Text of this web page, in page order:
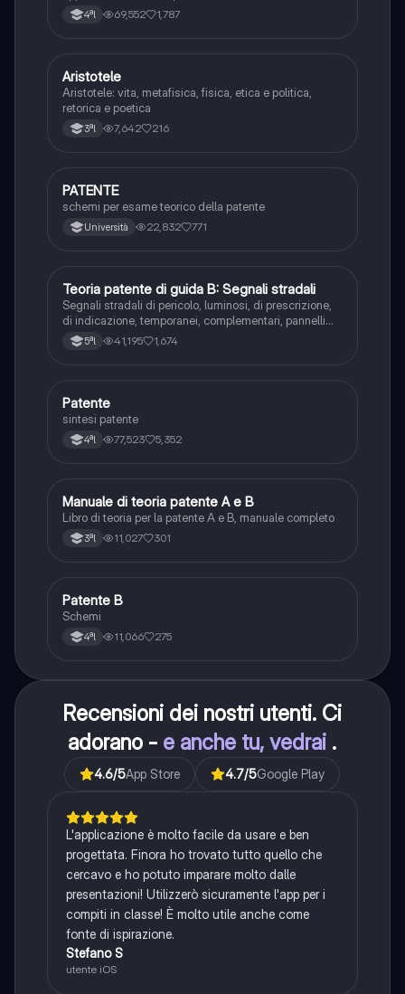
4ªl 69,552 1,787
Filosofia
Aristotele
Aristotele: vita, metafisica, fisica, etica e politica,
retorica e poetica
3ªl 7,642 216
Altro
PATENTE
schemi per esame teorico della patente
Università 22,832 771
Ed. civ.
Teoria patente di guida B: Segnali stradali
Segnali stradali di pericolo, luminosi, di prescrizione,
di indicazione, temporanei, complementari, pannelli
integrativi, segnaletica orizzontale, segnalazioni
agenti del traffico, distanza di visibilità per l‘arresto,
5ªl 41,195 1,674
Altro
Patente
sintesi patente
4ªl 77,523 5,352
Italiano
Manuale di teoria patente A e B
Libro di teoria per la patente A e B, manuale completo
3ªl 11,027 301
Altro
Patente B
Schemi
4ªl 11,066 275
Recensioni dei nostri utenti. Ci
adorano - e anche tu, vedrai .
4.6/5App Store 4.7/5Google Play
L'applicazione è molto facile da usare e ben
progettata. Finora ho trovato tutto quello che
cercavo e ho potuto imparare molto dalle
presentazioni! Utilizzerò sicuramente l'app per i
compiti in classe! È molto utile anche come
fonte di ispirazione.
Stefano S
utente iOS